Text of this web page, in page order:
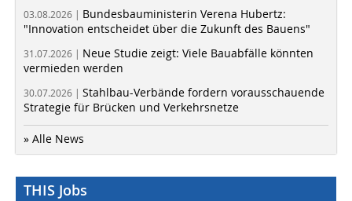
03.08.2026 | Bundesbauministerin Verena Hubertz:
"Innovation entscheidet über die Zukunft des Bauens"
31.07.2026 | Neue Studie zeigt: Viele Bauabfälle könnten
vermieden werden
30.07.2026 | Stahlbau-Verbände fordern vorausschauende
Strategie für Brücken und Verkehrsnetze
» Alle News
THIS Jobs